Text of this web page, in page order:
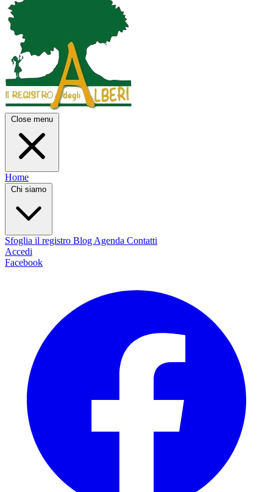
Close menu
Home
Chi siamo
Sfoglia il registro Blog Agenda Contatti
Accedi
Facebook